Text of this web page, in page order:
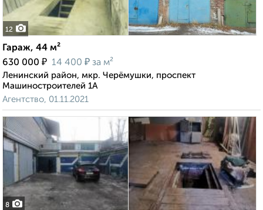
12
Гараж, 44 м²
630 000 ₽ 14 400 ₽ за м²
Ленинский район, мкр. Черёмушки, проспект
Машиностроителей 1А
Агентство, 01.11.2021
8